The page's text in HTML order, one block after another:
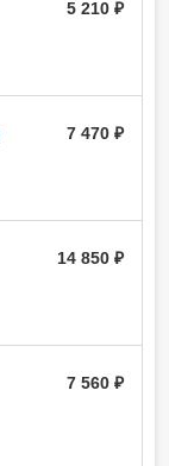
5 210 ₽
7 470 ₽
14 850 ₽
7 560 ₽